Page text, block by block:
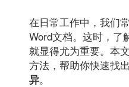
在日常工作中，我们
Word文档。这时，了
就显得尤为重要。本
方法，帮助你快速找出
异。